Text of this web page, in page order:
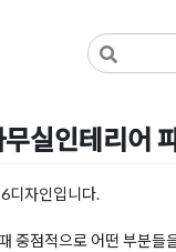
실인테리어
년 8월 10일
디자인입니다.
중점적으로 어떤 부분들